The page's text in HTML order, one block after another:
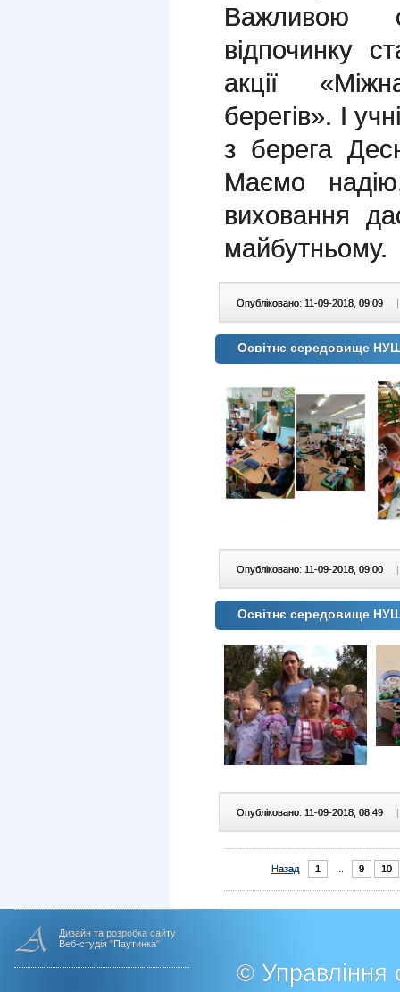
Важливою
відпочинку
акції
берегів». І
з берега
Маємо
виховання
майбутньому.
Опубліковано: 11-09-2018, 09:09 |
Освітнє середовище
Опубліковано: 11-09-2018, 09:00 |
Освітнє середовище
Опубліковано: 11-09-2018, 08:49 |
Назад 1 9 10
Дизайн та розробка сайту
Веб-студія "Паутинка"
© Управління